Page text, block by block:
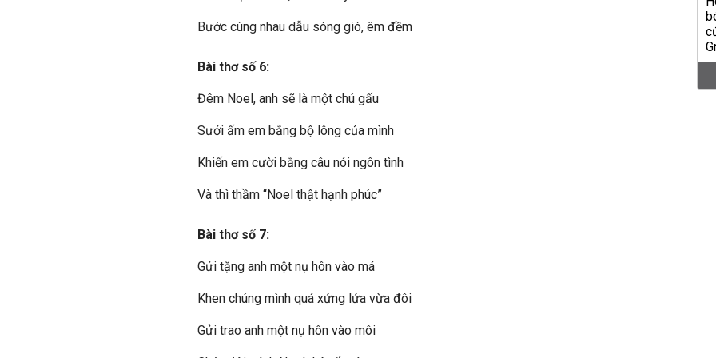
Bước cùng nhau dẫu sóng gió, êm đềm
Bài thơ số 6:
Đêm Noel, anh sẽ là một chú gấu
Sưởi ấm em bằng bộ lông của mình
Khiến em cười bằng câu nói ngôn tình
Và thì thầm “Noel thật hạnh phúc”
Bài thơ số 7:
Gửi tặng anh một nụ hôn vào má
Khen chúng mình quá xứng lứa vừa đôi
Gửi trao anh một nụ hôn vào môi